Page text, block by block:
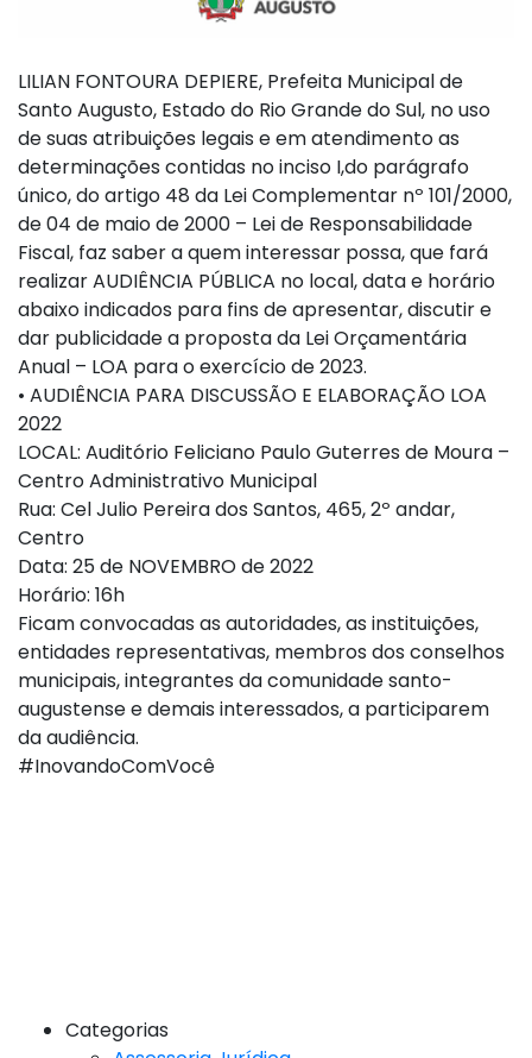
LILIAN FONTOURA DEPIERE, Prefeita Municipal de
Santo Augusto, Estado do Rio Grande do Sul, no uso
de suas atribuições legais e em atendimento as
determinações contidas no inciso I,do parágrafo
único, do artigo 48 da Lei Complementar nº 101/2000,
de 04 de maio de 2000 – Lei de Responsabilidade
Fiscal, faz saber a quem interessar possa, que fará
realizar AUDIÊNCIA PÚBLICA no local, data e horário
abaixo indicados para fins de apresentar, discutir e
dar publicidade a proposta da Lei Orçamentária
Anual – LOA para o exercício de 2023.
• AUDIÊNCIA PARA DISCUSSÃO E ELABORAÇÃO LOA
2022
LOCAL: Auditório Feliciano Paulo Guterres de Moura –
Centro Administrativo Municipal
Rua: Cel Julio Pereira dos Santos, 465, 2º andar,
Centro
Data: 25 de NOVEMBRO de 2022
Horário: 16h
Ficam convocadas as autoridades, as instituições,
entidades representativas, membros dos conselhos
municipais, integrantes da comunidade santo-
augustense e demais interessados, a participarem
da audiência.
#InovandoComVocê
Categorias